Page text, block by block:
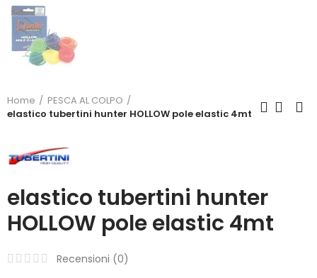
Home
PESCA AL COLPO
elastico tubertini hunter HOLLOW pole elastic 4mt
elastico tubertini hunter
HOLLOW pole elastic 4mt
Recensioni (0)